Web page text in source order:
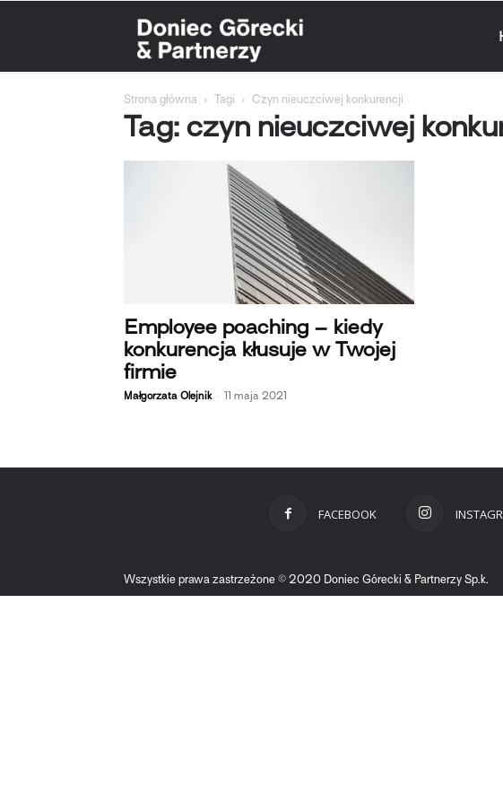
Górecki
Partnerzy
Strona główna Tagi Czyn nieuczciwej konkurencji
Tag: czyn nieuczciwej
Employee poaching – kiedy
konkurencja kłusuje w Twojej
firmie
Małgorzata Olejnik - 11 maja 2021
FACEBOOK
Wszystkie prawa zastrzeżone © 2020 Doniec Górecki & Partnerzy Sp.k.